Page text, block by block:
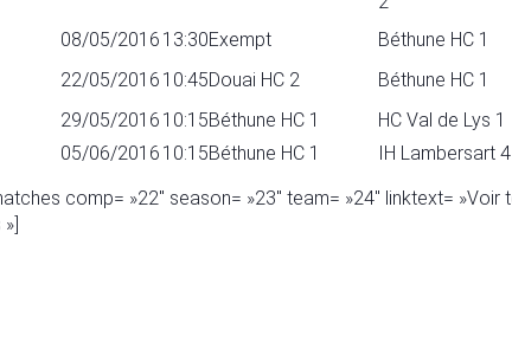
08/05/2016 13:30Exempt
Béthune HC 1
22/05/2016 10:45Douai HC 2
Béthune HC 1
29/05/2016 10:15Béthune HC 1
HC Val de Lys 1
05/06/2016 10:15Béthune HC 1
IH Lambersart 4
comp= »22″ season= »23″ team= »24″ linktext=